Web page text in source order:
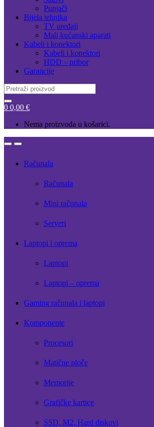
Punjači
Bijela tehnika
TV uređaji
Mali kućanski aparati
Kabeli i konektori
Kabeli i konektori
HDD – pribor
Garancije
Search
for:
0 0,00 €
Nema proizvoda u košarici.
OpenClose
Računala
Računala
Mini računala
Serveri
Laptopi i oprema
Laptopi
Laptopi – oprema
Gaming računala i laptopi
Komponente
Procesori
Matične ploče
Memorije
Grafičke kartice
SSD, M2, Hard diskovi